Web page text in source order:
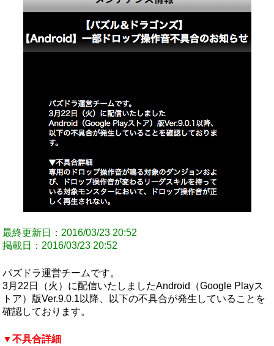
最終更新日：2016/03/23 20:52
掲載日：2016/03/23 20:52
パズドラ運営チームです。
3月22日（火）に配信いたしましたAndroid（Google Playス
トア）版Ver.9.0.1以降、以下の不具合が発生していることを
確認しております。
▼不具合詳細